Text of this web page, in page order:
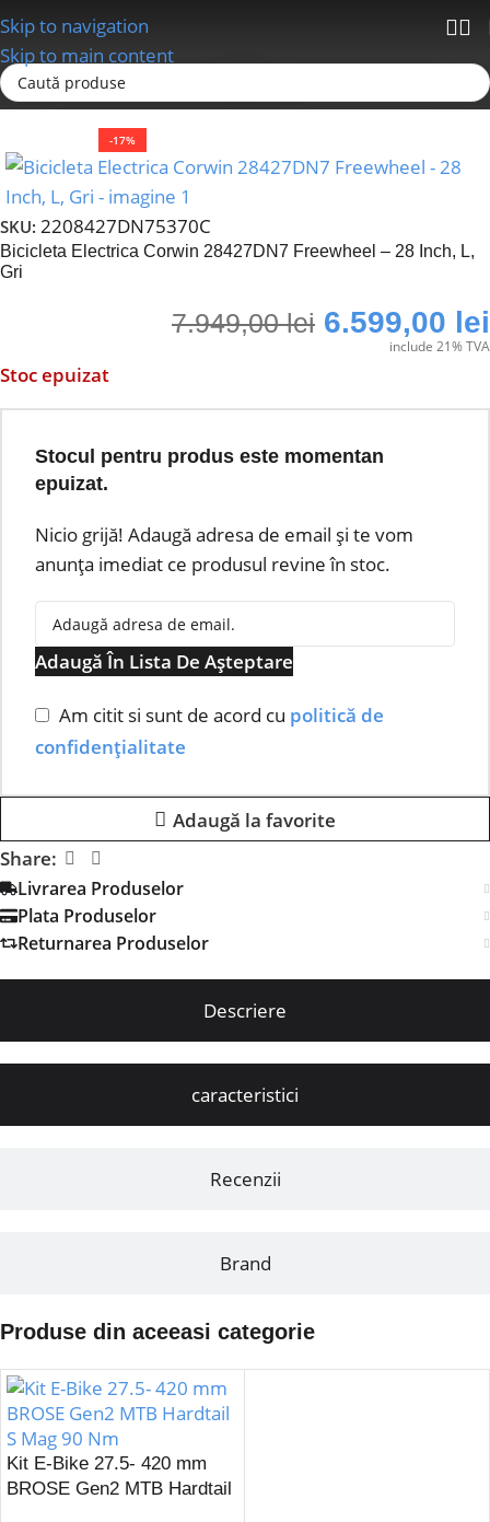
Skip to navigation
Skip to main content
Prima pagină
-17%
SKU: 2208427DN75370C
Bicicleta Electrica Corwin 28427DN7 Freewheel – 28 Inch, L,
Gri
7.949,00lei 6.599,00 lei
include 21% TVA
Stoc epuizat
Stocul pentru produs este momentan
epuizat.
Nicio grijă! Adaugă adresa de email și te vom
anunța imediat ce produsul revine în stoc.
Adaugă În Lista De Așteptare
Am citit si sunt de acord cu politică de
confidențialitate
Adaugă la favorite
Share:
Livrarea Produselor
Plata Produselor
Returnarea Produselor
Descriere
caracteristici
Recenzii
Brand
Produse din aceeasi categorie
Kit E-Bike 27.5- 420 mm
BROSE Gen2 MTB Hardtail